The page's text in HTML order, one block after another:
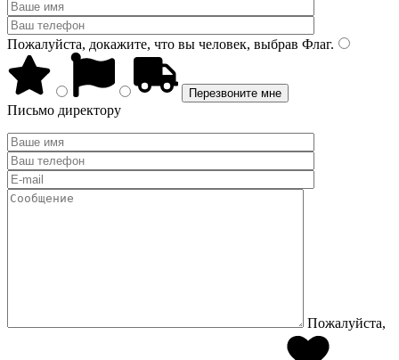
Пожалуйста, докажите, что вы человек, выбрав Флаг.
Письмо директору
Пожалуйста,